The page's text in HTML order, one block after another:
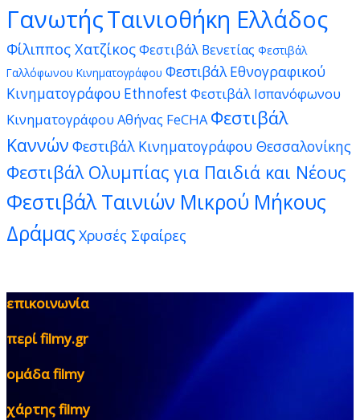
ΓανωτήςΤαινιοθήκη Ελλάδος
Φίλιππος ΧατζίκοςΦεστιβάλ Βενετίας Φεστιβάλ
Γαλλόφωνου Κινηματογράφου Φεστιβάλ Εθνογραφικού
Κινηματογράφου Ethnofest Φεστιβάλ Ισπανόφωνου
Κινηματογράφου Αθήνας FeCHA Φεστιβάλ
Καννών Φεστιβάλ Κινηματογράφου Θεσσαλονίκης
Φεστιβάλ Ολυμπίας για Παιδιά και Νέους
Φεστιβάλ Ταινιών Μικρού Μήκους
Δράμας Χρυσές Σφαίρες
επικοινωνία
περί filmy.gr
ομάδα filmy
χάρτης filmy